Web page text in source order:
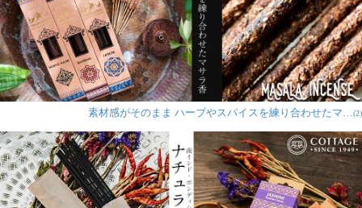
素材感がそのまま ハーブやスパイスを練り合わせたマ…(2)